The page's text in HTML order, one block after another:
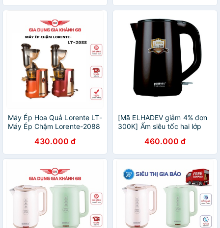
Máy Ép Hoa Quả Lorente LT-
Máy Ép Chậm Lorente-2088
430.000 đ
[Mã ELHADEV giảm 4% đơn
300K] Ấm siêu tốc hai lớp
460.000 đ